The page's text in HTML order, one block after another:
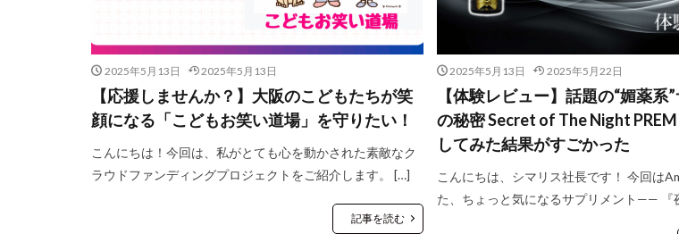
2025年5月13日 2025年5月13日
【応援しませんか？】大阪のこどもたちが笑
顔になる「こどもお笑い道場」を守りたい！
こんにちは！今回は、私がとても心を動かされた素敵なク
ラウドファンディングプロジェクトをご紹介します。 […]
記事を読む
2025年5月13日 2025年5月22日
【体験レビュー】話題の“媚薬系
の秘密 Secret of The Night
してみた結果がすごかった
こんにちは、シマリス社長です！ 今回は
た、ちょっと気になるサプリメント—— 『